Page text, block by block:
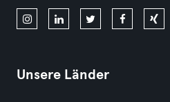
Unsere Länder